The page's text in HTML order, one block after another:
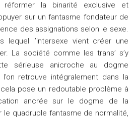
la binarité exclusive et
sur un fantasme fondateur de
des assignations selon le sexe.
lequel l’intersexe vient créer une
La société comme les trans’ s’y
sérieuse anicroche au dogme
retrouve intégralement dans la
pose un redoutable problème à
ancrée sur le dogme de la
quadruple fantasme de normalité,